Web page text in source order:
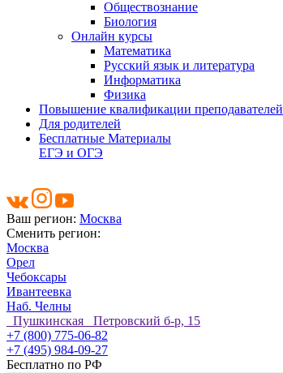
Обществознание
Биология
Онлайн курсы
Математика
Русский язык и литература
Информатика
Физика
Повышение квалификации преподавателей
Для родителей
Бесплатные Материалы
ЕГЭ и ОГЭ
Ваш регион: Москва
Сменить регион:
Москва
Орел
Чебоксары
Ивантеевка
Наб. Челны
Пушкинская Петровский б-р, 15
+7 (800) 775-06-82
+7 (495) 984-09-27
Бесплатно по РФ